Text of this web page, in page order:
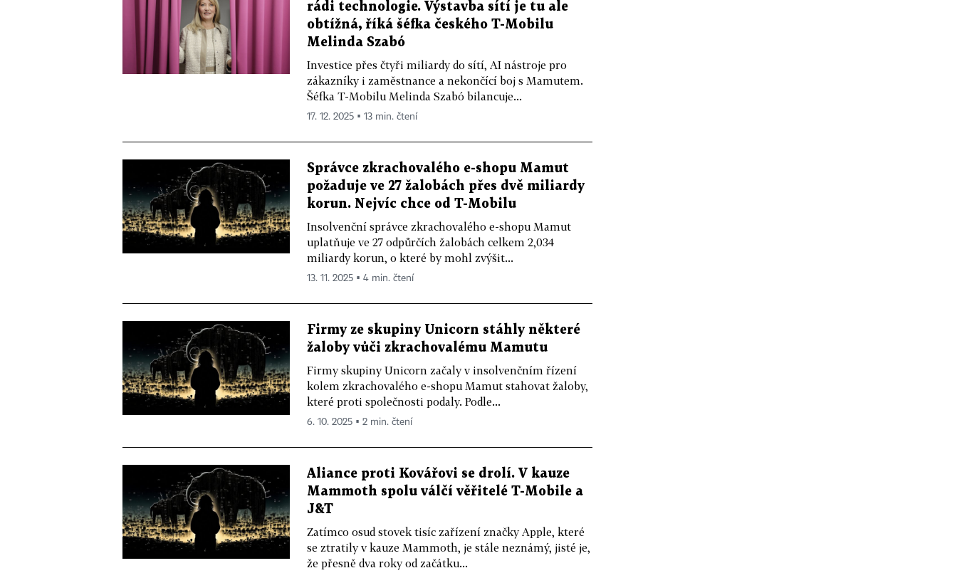
rádi technologie. Výstavba sítí je tu ale
obtížná, říká šéfka českého T-Mobilu
Melinda Szabó
Investice přes čtyři miliardy do sítí, AI nástroje pro
zákazníky i zaměstnance a nekončící boj s Mamutem.
Šéfka T-Mobilu Melinda Szabó bilancuje...
17. 12. 2025 ▪ 13 min. čtení
Správce zkrachovalého e-shopu Mamut
požaduje ve 27 žalobách přes dvě miliardy
korun. Nejvíc chce od T-Mobilu
Insolvenční správce zkrachovalého e-shopu Mamut
uplatňuje ve 27 odpůrčích žalobách celkem 2,034
miliardy korun, o které by mohl zvýšit...
13. 11. 2025 ▪ 4 min. čtení
Firmy ze skupiny Unicorn stáhly některé
žaloby vůči zkrachovalému Mamutu
Firmy skupiny Unicorn začaly v insolvenčním řízení
kolem zkrachovalého e-shopu Mamut stahovat žaloby,
které proti společnosti podaly. Podle...
6. 10. 2025 ▪ 2 min. čtení
Aliance proti Kovářovi se drolí. V kauze
Mammoth spolu válčí věřitelé T-Mobile a
J&T
Zatímco osud stovek tisíc zařízení značky Apple, které
se ztratily v kauze Mammoth, je stále neznámý, jisté je,
že přesně dva roky od začátku...